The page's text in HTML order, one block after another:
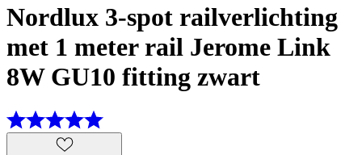
Nordlux 3-spot railverlichting
met 1 meter rail Jerome Link
8W GU10 fitting zwart